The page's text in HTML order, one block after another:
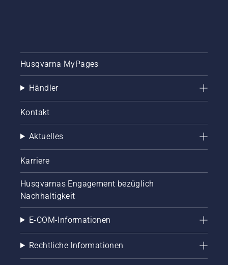
Husqvarna MyPages
Händler
Kontakt
Aktuelles
Karriere
Husqvarnas Engagement bezüglich
Nachhaltigkeit
E-COM-Informationen
Rechtliche Informationen